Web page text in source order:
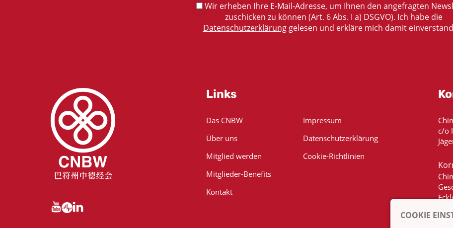
Wir erheben Ihre E-Mail-Adresse, um Ihnen den angefragten
zuschicken zu können (Art. 6 Abs. I a) DSGVO). Ich habe die
Datenschutzerklärunggelesen und erkläre mich damit
Links
Das CNBW
Über uns
Mitglied werden
Mitglieder-Benefits
Kontakt
Impressum
Datenschutzerklärung
Cookie-Richtlinien
c/o
COOKIE